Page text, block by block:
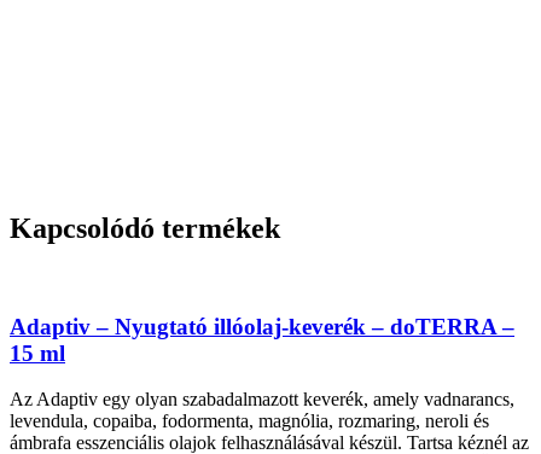
Kapcsolódó termékek
Adaptiv – Nyugtató illóolaj-keverék – doTERRA –
15 ml
Az Adaptiv egy olyan szabadalmazott keverék, amely vadnarancs,
levendula, copaiba, fodormenta, magnólia, rozmaring, neroli és
ámbrafa esszenciális olajok felhasználásával készül. Tartsa kéznél az